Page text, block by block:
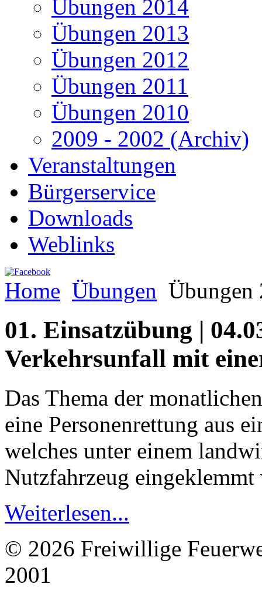
Übungen 2014
Übungen 2013
Übungen 2012
Übungen 2011
Übungen 2010
2009 - 2002 (Archiv)
Veranstaltungen
Bürgerservice
Downloads
Weblinks
Home Übungen Übungen
01. Einsatzübung |
Verkehrsunfall mit
Das Thema der
eine Personenrettung aus
welches unter einem
Nutzfahrzeug eingeklemmt
Weiterlesen...
© 2026 Freiwillige
2001